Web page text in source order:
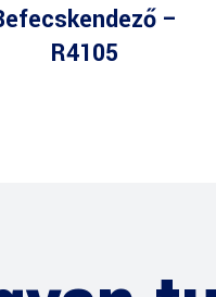
–
R4105